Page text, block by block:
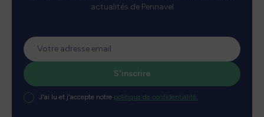
actualités de Pennavel
J'ai lu et j'accepte notre politique de confidentialité.